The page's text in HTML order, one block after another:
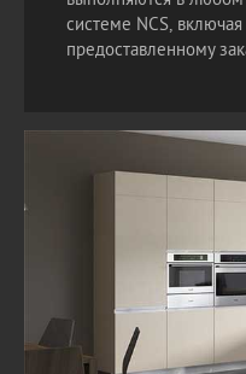
системе NCS,
предоставленному